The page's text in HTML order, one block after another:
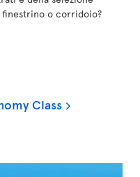
finestrino o corridoio?
Class